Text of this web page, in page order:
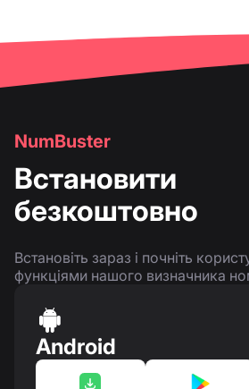
NumBuster
Встановити
безкоштовно
Встановіть зараз і почніть
функціями нашого визначника
Android